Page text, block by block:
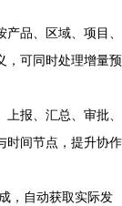
品、区域、项目、
，可同时处理增量预
报、汇总、审批、
时间节点，提升协作
，自动获取实际发